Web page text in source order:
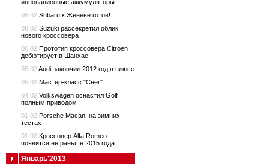
инновационные аккумуляторы
08.02 Subaru к Женеве готов!
08.02 Suzuki рассекретил облик
нового кроссовера
06.02 Прототип кроссовера Сitroen
дебютирует в Шанхае
05.02 Audi закончил 2012 год в плюсе
05.02 Мастер-класс "Снег"
04.02 Volkswagen оснастил Golf
полным приводом
01.02 Porsche Macan: на зимних
тестах
01.02 Кроссовер Alfa Romeo
появится не раньше 2015 года
Январь'2013